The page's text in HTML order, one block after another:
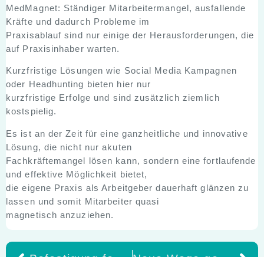
MedMagnet: Ständiger Mitarbeitermangel, ausfallende
Kräfte und dadurch Probleme im
Praxisablauf sind nur einige der Herausforderungen, die
auf Praxisinhaber warten.
Kurzfristige Lösungen wie Social Media Kampagnen
oder Headhunting bieten hier nur
kurzfristige Erfolge und sind zusätzlich ziemlich
kostspielig.
Es ist an der Zeit für eine ganzheitliche und innovative
Lösung, die nicht nur akuten
Fachkräftemangel lösen kann, sondern eine fortlaufende
und effektive Möglichkeit bietet,
die eigene Praxis als Arbeitgeber dauerhaft glänzen zu
lassen und somit Mitarbeiter quasi
magnetisch anzuziehen.